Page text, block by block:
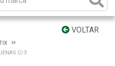
VOLTAR
C/3